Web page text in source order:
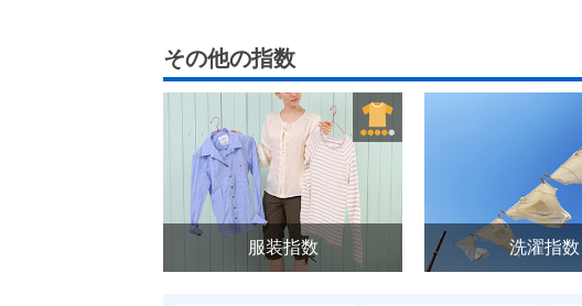
その他の指数
服装指数 洗濯指数